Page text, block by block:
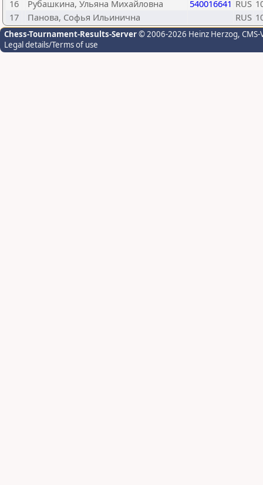
16
Рубашкина, Ульяна Михайловна 540016641 RUS
17
Панова, Софья Ильинична RUS
Chess-Tournament-Results-Server© 2006-2026 Heinz Herzog,
Legal details/Terms of use